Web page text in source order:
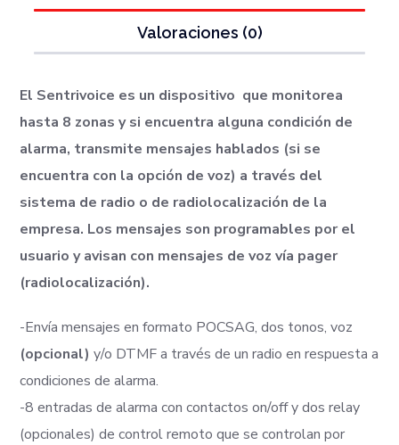
Valoraciones (0)
El Sentrivoice es un dispositivo que monitorea
hasta 8 zonas y si encuentra alguna condición de
alarma, transmite mensajes hablados (si se
encuentra con la opción de voz) a través del
sistema de radio o de radiolocalización de la
empresa. Los mensajes son programables por el
usuario y avisan con mensajes de voz vía pager
(radiolocalización).
-Envía mensajes en formato POCSAG, dos tonos, voz
(opcional) y/o DTMF a través de un radio en respuesta a
condiciones de alarma.
-8 entradas de alarma con contactos on/off y dos relay
(opcionales) de control remoto que se controlan por